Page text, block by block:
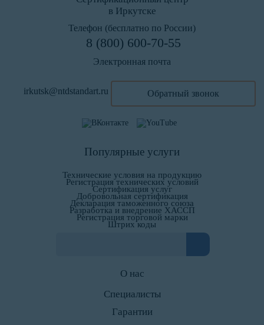
в Иркутске
Телефон (бесплатно по России)
8 (800) 600-70-55
Электронная почта
irkutsk@ntdstandart.ru Обратный звонок
Популярные услуги
Технические условия на продукцию
Регистрация технических условий
Сертификация услуг
Добровольная сертификация
Декларация таможенного союза
Разработка и внедрение ХАССП
Регистрация торговой марки
Штрих коды
О нас
Специалисты
Гарантии